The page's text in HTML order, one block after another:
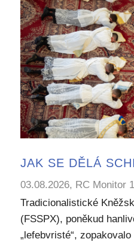
JAK SE DĚLÁ
03.08.2026, RC Monitor
Tradicionalistické
(FSSPX), poněkud
„lefebvristé“,